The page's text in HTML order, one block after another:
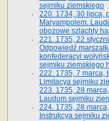
sejmiku ziemskiego
220. 1734, 30 lipca,
Maryampolem.
obozowe szlachty
221. 1735, 22
Odpowiedź
konfederacyi
sejmiku ziemskiego
222. 1735, 7 marca,
Limitacya sejmiku
223. 1735, 28
Laudum sejmiku
224. 1735, 28
Instrukcya sejmiku